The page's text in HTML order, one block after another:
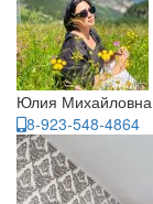
Юлия Михайловна
8-923-548-4864